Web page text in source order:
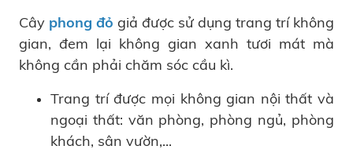
Cây phong đỏ giả được sử dụng trang trí không
gian, đem lại không gian xanh tươi mát mà
không cần phải chăm sóc cầu kì.
Trang trí được mọi không gian nội thất và
ngoại thất: văn phòng, phòng ngủ, phòng
khách, sân vườn,...